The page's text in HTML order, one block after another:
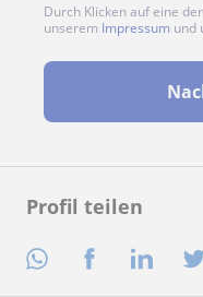
Profil teilen
Durch Klicken auf eine
unserem Impressum und